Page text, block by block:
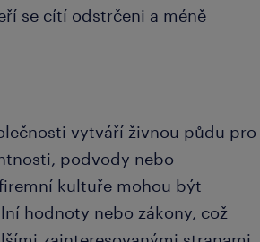
se cítí odstrčeni a méně
vytváří živnou půdu pro
podvody nebo
kultuře mohou být
hodnoty nebo zákony, což